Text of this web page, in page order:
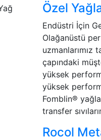
Özel
Endüstri İçin
Olağanüstü
uzmanlarımız
çapındaki
yüksek
yüksek
Fomblin®
transfer
Rocol